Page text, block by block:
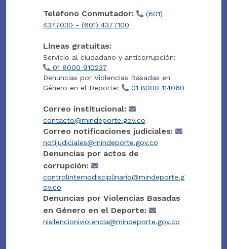
Teléfono Conmutador:
(601)
4377030 - (601) 4377100
Líneas gratuitas:
Servicio al ciudadano y anticorrupción:
01 8000 910237
Denuncias por Violencias Basadas en
Género en el Deporte:
01 8000 114060
Correo institucional:
contacto@mindeporte.gov.co
Correo notificaciones judiciales:
notijudiciales@mindeporte.gov.co
Denuncias por actos de
corrupción:
controlinternodisciplinario@mindeporte.g
ov.co
Denuncias por Violencias Basadas
en Género en el Deporte:
nisilencioniviolencia@mindeporte.gov.co